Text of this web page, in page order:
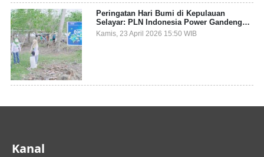
Peringatan Hari Bumi di Kepulauan
Selayar: PLN Indonesia Power Gandeng
Pemda dan Komunitas, Giatkan Restorasi
Mangrove
Kamis, 23 April 2026 15:50 WIB
Kanal